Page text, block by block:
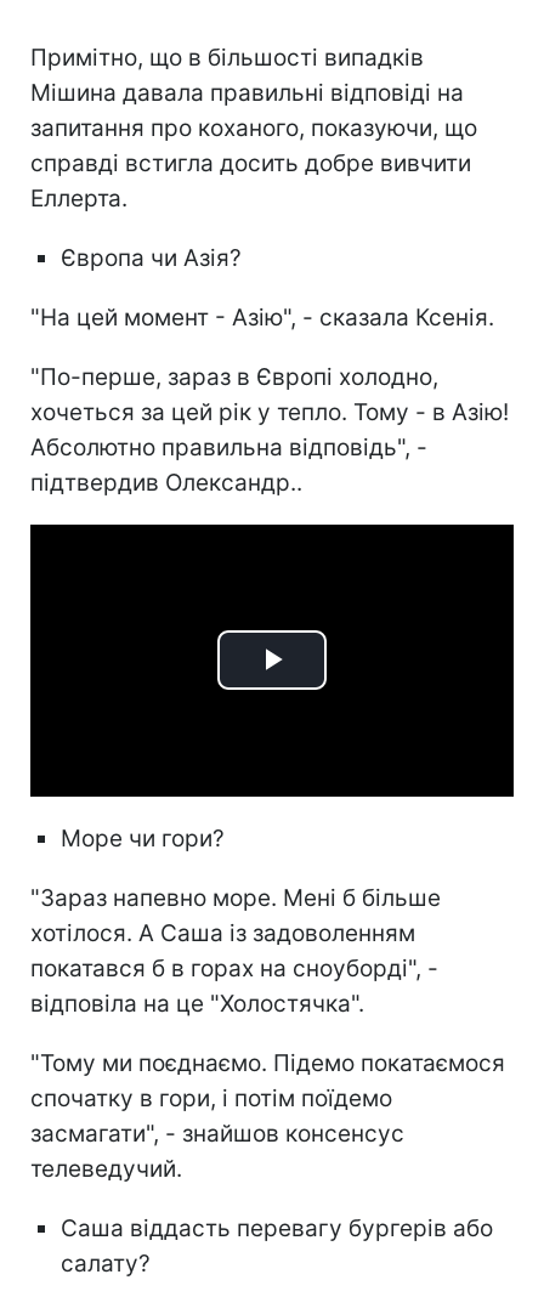
Примітно, що в більшості випадків
Мішина давала правильні відповіді на
запитання про коханого, показуючи, що
справді встигла досить добре вивчити
Еллерта.
Європа чи Азія?
"На цей момент - Азію", - сказала Ксенія.
"По-перше, зараз в Європі холодно,
хочеться за цей рік у тепло. Тому - в Азію!
Абсолютно правильна відповідь", -
підтвердив Олександр..
Play
Море чи гори?
"Зараз напевно море. Мені б більше
хотілося. А Саша із задоволенням
покатався б в горах на сноуборді", -
відповіла на це "Холостячка".
"Тому ми поєднаємо. Підемо покатаємося
спочатку в гори, і потім поїдемо
засмагати", - знайшов консенсус
телеведучий.
Саша віддасть перевагу бургерів або
салату?